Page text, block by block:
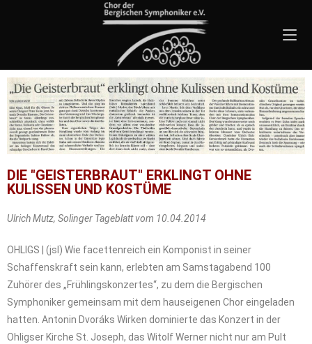
DIE "GEISTERBRAUT" ERKLINGT OHNE
KULISSEN UND KOSTÜME
Ulrich Mutz, Solinger Tageblatt vom 10.04.2014
OHLIGS | (jsl) Wie facettenreich ein Komponist in seiner
Schaffenskraft sein kann, erlebten am Samstagabend 100
Zuhörer des „Frühlingskonzertes“, zu dem die Bergischen
Symphoniker gemeinsam mit dem hauseigenen Chor eingeladen
hatten. Antonin Dvoráks Wirken dominierte das Konzert in der
Ohligser Kirche St. Joseph, das Witolf Werner nicht nur am Pult